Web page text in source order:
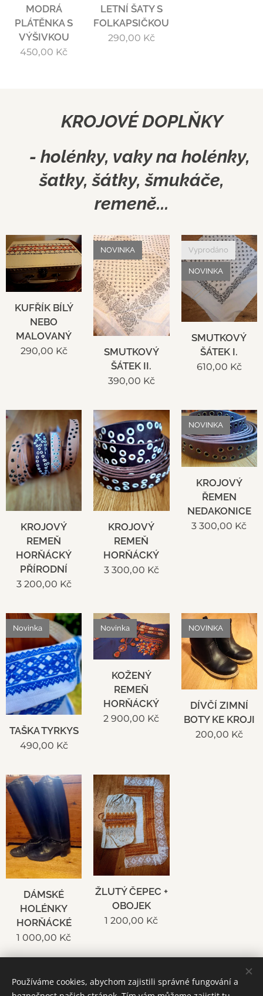
MODRÁ
PLÁTĚNKA S
VÝŠIVKOU
450,00 Kč
LETNÍ ŠATY S
FOLKAPSIČKOU
290,00 Kč
KROJOVÉ DOPLŇKY
- holénky, vaky na holénky,
šatky, šátky, šmukáče,
remeně...
KUFŘÍK BÍLÝ
NEBO
MALOVANÝ
290,00 Kč
SMUTKOVÝ
ŠÁTEK II.
NOVINKA
390,00 Kč
SMUTKOVÝ
ŠÁTEK I.
Vyprodáno
NOVINKA
610,00 Kč
KROJOVÝ
REMEŇ
HORŇÁCKÝ
PŘÍRODNÍ
3 200,00 Kč
KROJOVÝ
REMEŇ
HORŇÁCKÝ
3 300,00 Kč
KROJOVÝ
ŘEMEN
NEDAKONICE
NOVINKA
3 300,00 Kč
TAŠKA TYRKYS
Novinka
490,00 Kč
KOŽENÝ
REMEŇ
HORŇÁCKÝ
Novinka
2 900,00 Kč
DÍVČÍ ZIMNÍ
BOTY KE KROJI
NOVINKA
200,00 Kč
DÁMSKÉ
HOLÉNKY
HORŇÁCKÉ
1 000,00 Kč
ŽLUTÝ ČEPEC +
OBOJEK
1 200,00 Kč
Používáme cookies, abychom zajistili správné fungování a